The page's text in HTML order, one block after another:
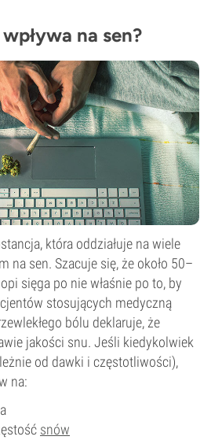
na sen?
która oddziałuje na wiele
na sen. Szacuje się, że około 50–
sięga po nie właśnie po to, by
stosujących medyczną
bólu deklaruje, że
jakości snu. Jeśli kiedykolwiek
od dawki i częstotliwości),
na:
snów